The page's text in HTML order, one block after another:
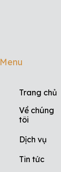
Menu
Trang chủ
Về chúng
tôi
Dịch vụ
Tin tức